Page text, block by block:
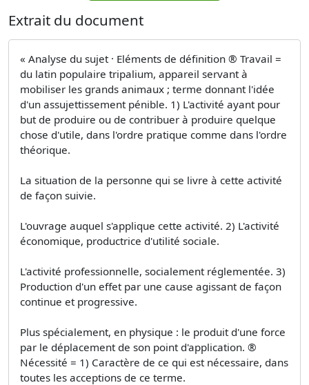
Extrait du document
« Analyse du sujet · Eléments de définition ® Travail =
du latin populaire tripalium, appareil servant à
mobiliser les grands animaux ; terme donnant l'idée
d'un assujettissement pénible. 1) L'activité ayant pour
but de produire ou de contribuer à produire quelque
chose d'utile, dans l'ordre pratique comme dans l'ordre
théorique.
La situation de la personne qui se livre à cette activité
de façon suivie.
L'ouvrage auquel s'applique cette activité. 2) L'activité
économique, productrice d'utilité sociale.
L'activité professionnelle, socialement réglementée. 3)
Production d'un effet par une cause agissant de façon
continue et progressive.
Plus spécialement, en physique : le produit d'une force
par le déplacement de son point d'application. ®
Nécessité = 1) Caractère de ce qui est nécessaire, dans
toutes les acceptions de ce terme.